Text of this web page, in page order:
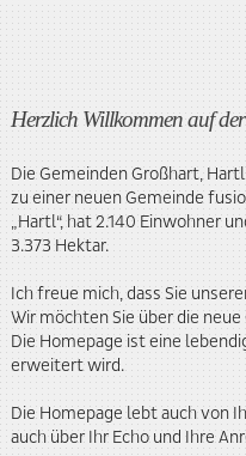
Herzlich Willkommen auf
Die Gemeinden Großhart,
zu einer neuen Gemeinde
„Hartl“, hat 2.140 Einwohner
3.373 Hektar.
Ich freue mich, dass Sie
Wir möchten Sie über die
Die Homepage ist eine
erweitert wird.
Die Homepage lebt auch von
auch über Ihr Echo und Ihre